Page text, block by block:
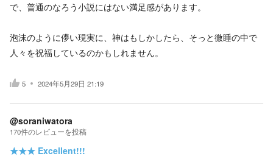
で、普通のなろう小説にはない満足感があります。
泡沫のように儚い現実に、神はもしかしたら、そっと微睡の中で
人々を祝福しているのかもしれません。
5 2024年5月29日 21:19
@soraniwatora
170件のレビューを投稿
★★★ Excellent!!!